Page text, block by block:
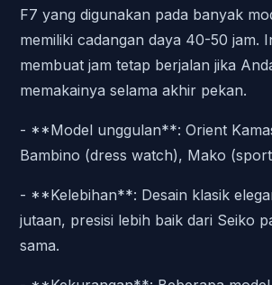
F7 yang digunakan pada banyak
memiliki cadangan daya 40-50 jam.
membuat jam tetap berjalan jika
memakainya selama akhir pekan.
- **Model unggulan**: Orient
Bambino (dress watch), Mako
- **Kelebihan**: Desain klasik
jutaan, presisi lebih baik dari Seiko
sama.